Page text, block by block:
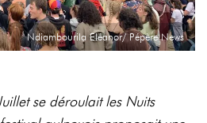
Ndiambourila Eléanor/ Pépère News
se déroulait les Nuits